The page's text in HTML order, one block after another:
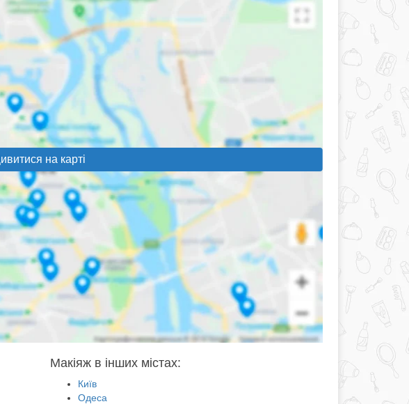
на карті
Макіяж в інших містах:
Київ
Одеса